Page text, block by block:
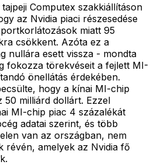
Computex szakkiállításon
az Nvidia piaci részesedése
miatt 95
csökkent. Azóta ez a
nullára esett vissza - mondta
fokozza törekvéseit a fejlett MI-
önellátás érdekében.
hogy a kínai MI-chip
50 milliárd dollárt. Ezzel
MI-chip piac 4 százalékát
adatai szerint, és több
van az országban, nem
révén, amelyek az Nvidia fő